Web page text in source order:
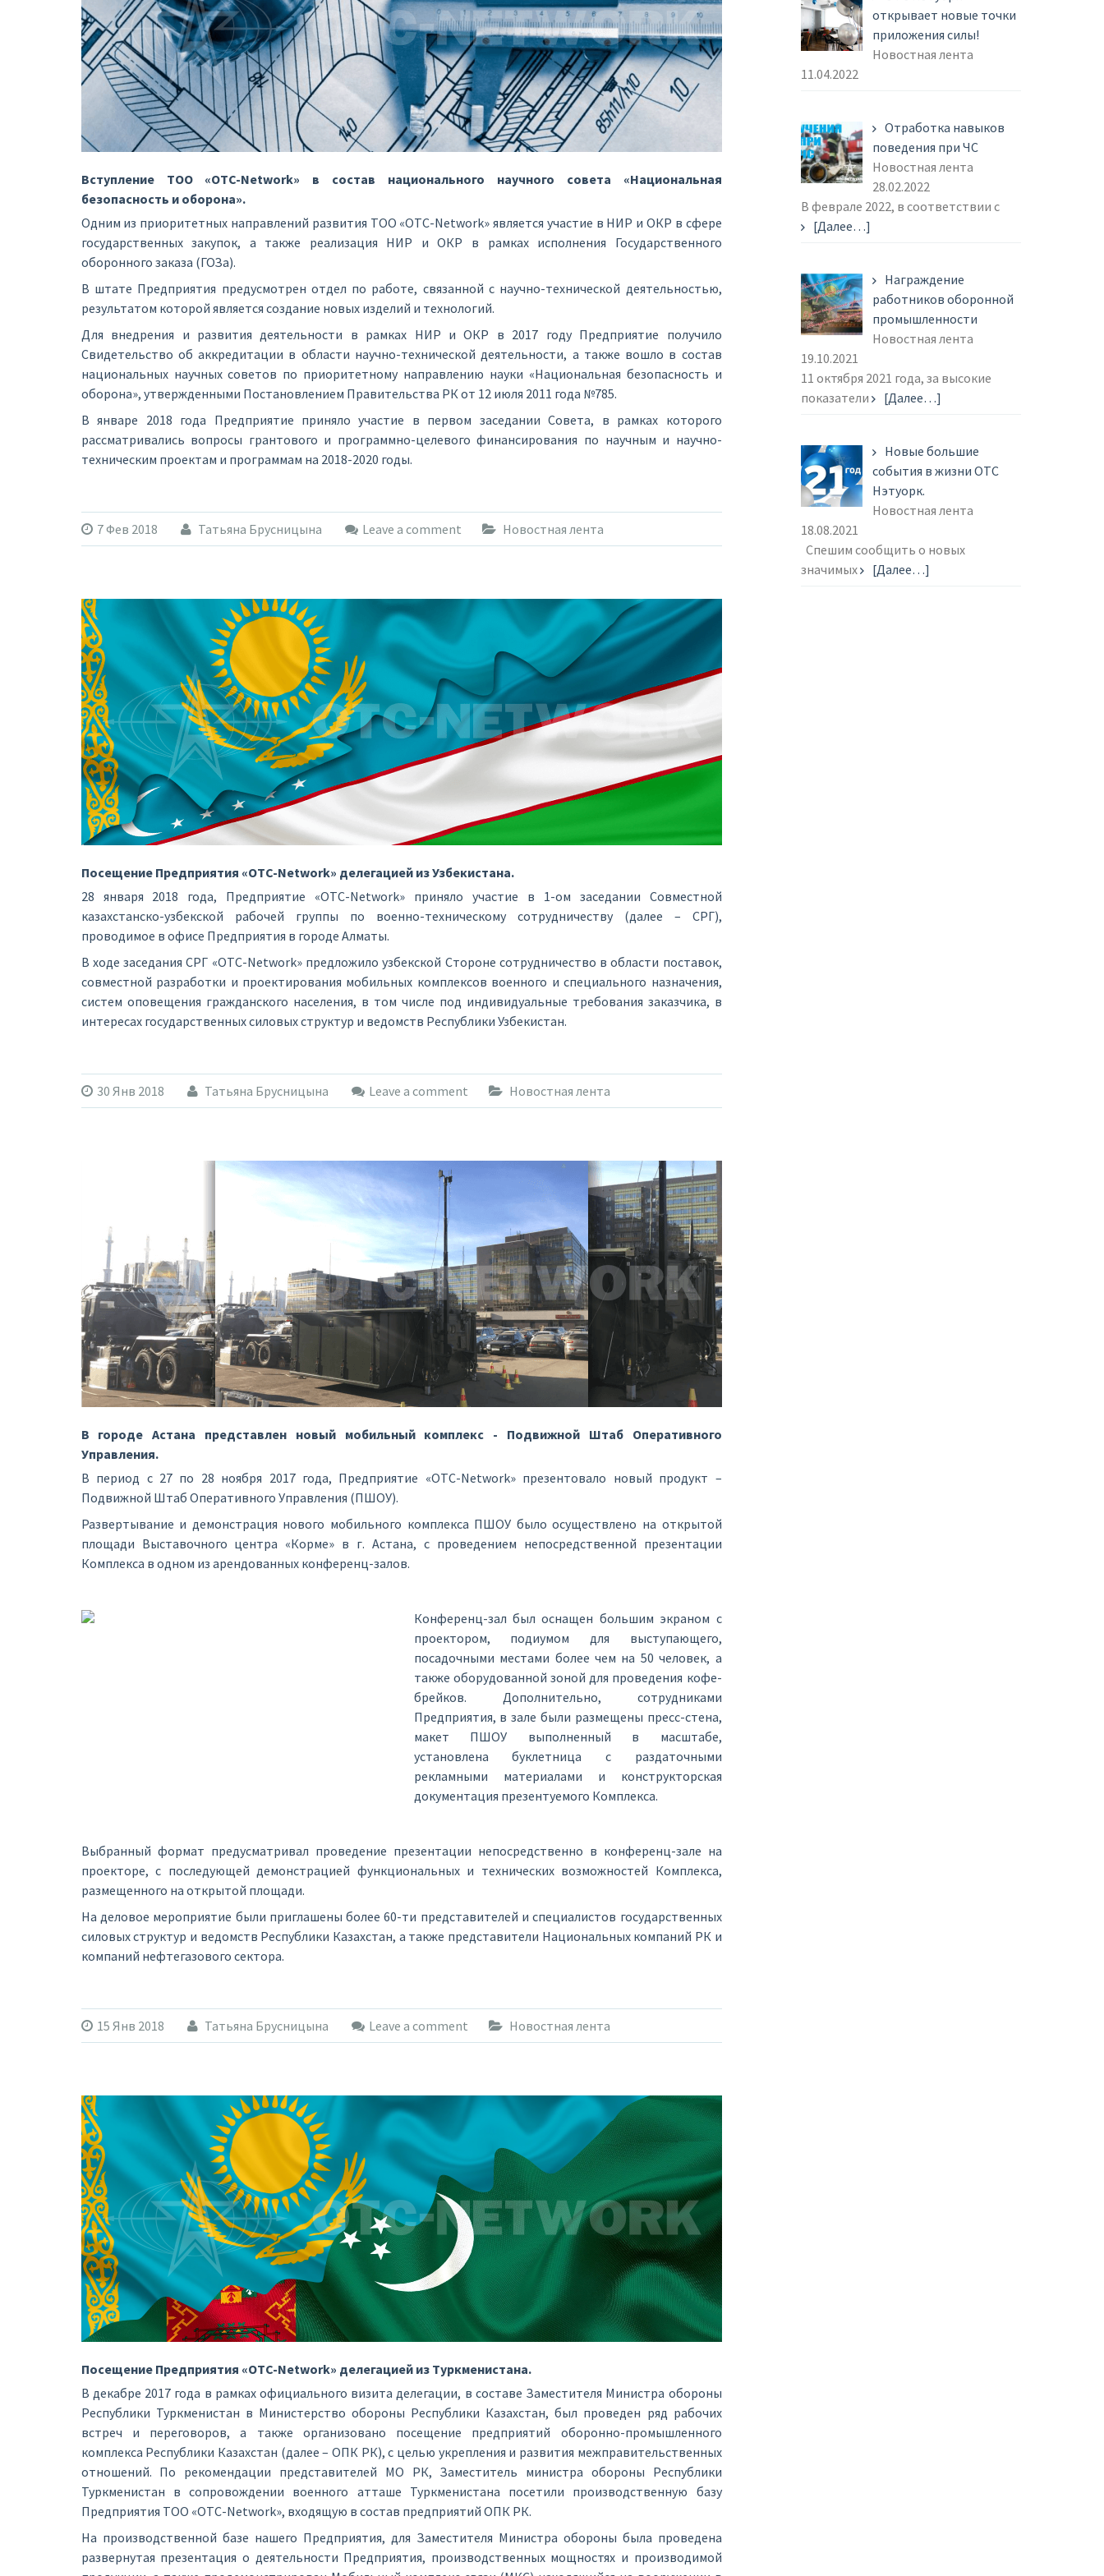
Вступление ТОО «OTC-Network» в состав национального научного совета «Национальная
безопасность и оборона».
Одним из приоритетных направлений развития ТОО «OTC-Network» является участие в НИР и ОКР в сфере
государственных закупок, а также реализация НИР и ОКР в рамках исполнения Государственного
оборонного заказа (ГОЗа).
В штате Предприятия предусмотрен отдел по работе, связанной с научно-технической деятельностью,
результатом которой является создание новых изделий и технологий.
Для внедрения и развития деятельности в рамках НИР и ОКР в 2017 году Предприятие получило
Свидетельство об аккредитации в области научно-технической деятельности, а также вошло в состав
национальных научных советов по приоритетному направлению науки «Национальная безопасность и
оборона», утвержденными Постановлением Правительства РК от 12 июля 2011 года №785.
В январе 2018 года Предприятие приняло участие в первом заседании Совета, в рамках которого
рассматривались вопросы грантового и программно-целевого финансирования по научным и научно-
техническим проектам и программам на 2018-2020 годы.
7 Фев 2018 Татьяна Брусницына Leave a comment Новостная лента
Посещение Предприятия «OTC-Network» делегацией из Узбекистана.
28 января 2018 года, Предприятие «OTC-Network» приняло участие в 1-ом заседании Совместной
казахстанско-узбекской рабочей группы по военно-техническому сотрудничеству (далее – СРГ),
проводимое в офисе Предприятия в городе Алматы.
В ходе заседания СРГ «OTC-Network» предложило узбекской Стороне сотрудничество в области поставок,
совместной разработки и проектирования мобильных комплексов военного и специального назначения,
систем оповещения гражданского населения, в том числе под индивидуальные требования заказчика, в
интересах государственных силовых структур и ведомств Республики Узбекистан.
30 Янв 2018 Татьяна Брусницына Leave a comment Новостная лента
В городе Астана представлен новый мобильный комплекс - Подвижной Штаб Оперативного
Управления.
В период с 27 по 28 ноября 2017 года, Предприятие «OTC-Network» презентовало новый продукт –
Подвижной Штаб Оперативного Управления (ПШОУ).
Развертывание и демонстрация нового мобильного комплекса ПШОУ было осуществлено на открытой
площади Выставочного центра «Корме» в г. Астана, с проведением непосредственной презентации
Комплекса в одном из арендованных конференц-залов.
Конференц-зал был оснащен большим экраном с
проектором, подиумом для выступающего,
посадочными местами более чем на 50 человек, а
также оборудованной зоной для проведения кофе-
брейков. Дополнительно, сотрудниками
Предприятия, в зале были размещены пресс-стена,
макет ПШОУ выполненный в масштабе,
установлена буклетница с раздаточными
рекламными материалами и конструкторская
документация презентуемого Комплекса.
Выбранный формат предусматривал проведение презентации непосредственно в конференц-зале на
проекторе, с последующей демонстрацией функциональных и технических возможностей Комплекса,
размещенного на открытой площади.
На деловое мероприятие были приглашены более 60-ти представителей и специалистов государственных
силовых структур и ведомств Республики Казахстан, а также представители Национальных компаний РК и
компаний нефтегазового сектора.
15 Янв 2018 Татьяна Брусницына Leave a comment Новостная лента
Посещение Предприятия «OTC-Network» делегацией из Туркменистана.
В декабре 2017 года в рамках официального визита делегации, в составе Заместителя Министра обороны
Республики Туркменистан в Министерство обороны Республики Казахстан, был проведен ряд рабочих
встреч и переговоров, а также организовано посещение предприятий оборонно-промышленного
комплекса Республики Казахстан (далее – ОПК РК), с целью укрепления и развития межправительственных
отношений. По рекомендации представителей МО РК, Заместитель министра обороны Республики
Туркменистан в сопровождении военного атташе Туркменистана посетили производственную базу
Предприятия ТОО «OTC-Network», входящую в состав предприятий ОПК РК.
На производственной базе нашего Предприятия, для Заместителя Министра обороны была проведена
развернутая презентация о деятельности Предприятия, производственных мощностях и производимой
открывает новые точки
приложения силы!
Новостная лента
11.04.2022
Отработка навыков
поведения при ЧС
Новостная лента
28.02.2022
В феврале 2022, в соответствии с
[Далее…]
Награждение
работников оборонной
промышленности
Новостная лента
19.10.2021
11 октября 2021 года, за высокие
показатели
[Далее…]
Новые большие
события в жизни ОТС
Нэтуорк.
Новостная лента
18.08.2021
Спешим сообщить о новых
значимых
[Далее…]